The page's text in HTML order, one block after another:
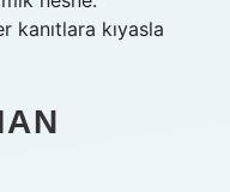
kanıtlara kıyasla